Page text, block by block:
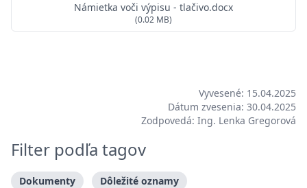
Námietka voči výpisu - tlačivo.docx
(0.02 MB)
Vyvesené: 15.04.2025
Dátum zvesenia: 30.04.2025
Zodpovedá: Ing. Lenka Gregorová
Filter podľa tagov
Dokumenty
Dôležité oznamy